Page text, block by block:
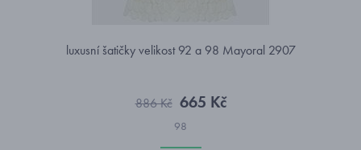
luxusní šatičky velikost 92 a 98 Mayoral 2907
886 Kč 665 Kč
98